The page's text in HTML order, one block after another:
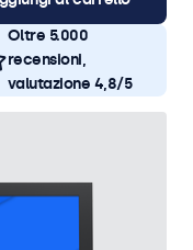
Oltre 5.000
recensioni,
valutazione 4,8/5